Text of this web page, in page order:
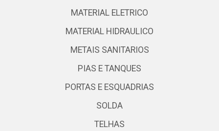
MATERIAL ELETRICO
MATERIAL HIDRAULICO
METAIS SANITARIOS
PIAS E TANQUES
PORTAS E ESQUADRIAS
SOLDA
TELHAS